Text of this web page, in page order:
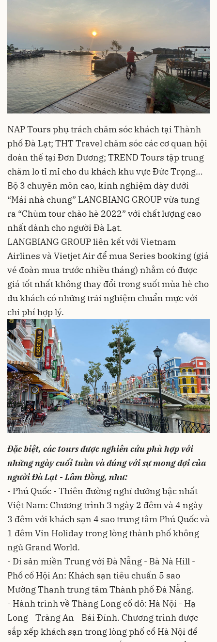
NAP Tours phụ trách chăm sóc khách tại Thành
phố Đà Lạt; THT Travel chăm sóc các cơ quan hội
đoàn thể tại Đơn Dương; TREND Tours tập trung
chăm lo tỉ mỉ cho du khách khu vực Đức Trọng…
Bộ 3 chuyên môn cao, kinh nghiệm dày dưới
“Mái nhà chung” LANGBIANG GROUP vừa tung
ra “Chùm tour chào hè 2022” với chất lượng cao
nhất dành cho người Đà Lạt.
LANGBIANG GROUP liên kết với Vietnam
Airlines và Vietjet Air để mua Series booking (giá
vé đoàn mua trước nhiều tháng) nhằm có được
giá tốt nhất không thay đổi trong suốt mùa hè cho
du khách có những trải nghiệm chuẩn mực với
chi phí hợp lý.
Đặc biệt, các tours được nghiên cứu phù hợp với
những ngày cuối tuần và đúng với sự mong đợi của
người Đà Lạt - Lâm Đồng, như:
- Phú Quốc - Thiên đường nghỉ dưỡng bậc nhất
Việt Nam: Chương trình 3 ngày 2 đêm và 4 ngày
3 đêm với khách sạn 4 sao trung tâm Phú Quốc và
1 đêm Vin Holiday trong lòng thành phố không
ngủ Grand World.
- Di sản miền Trung với Đà Nẵng - Bà Nà Hill -
Phố cổ Hội An: Khách sạn tiêu chuẩn 5 sao
Mường Thanh trung tâm Thành phố Đà Nẵng.
- Hành trình về Thăng Long cố đô: Hà Nội - Hạ
Long - Tràng An - Bái Đính. Chương trình được
sắp xếp khách sạn trong lòng phố cổ Hà Nội để